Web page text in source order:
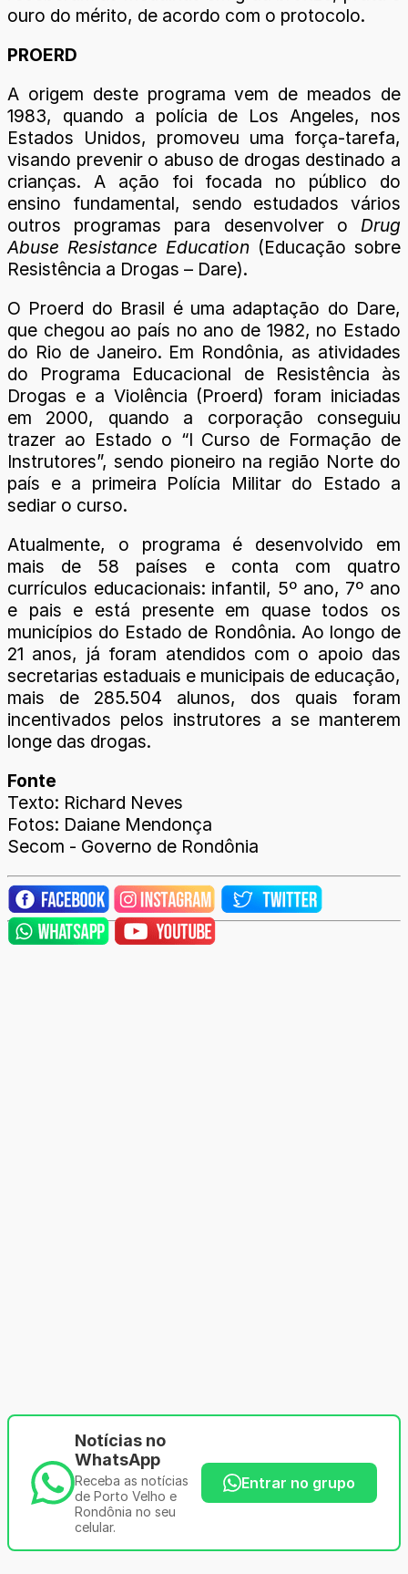
ouro do mérito, de acordo com o protocolo.
PROERD
A origem deste programa vem de meados de
1983, quando a polícia de Los Angeles, nos
Estados Unidos, promoveu uma força-tarefa,
visando prevenir o abuso de drogas destinado a
crianças. A ação foi focada no público do
ensino fundamental, sendo estudados vários
outros programas para desenvolver o Drug
Abuse Resistance Education (Educação sobre
Resistência a Drogas – Dare).
O Proerd do Brasil é uma adaptação do Dare,
que chegou ao país no ano de 1982, no Estado
do Rio de Janeiro. Em Rondônia, as atividades
do Programa Educacional de Resistência às
Drogas e a Violência (Proerd) foram iniciadas
em 2000, quando a corporação conseguiu
trazer ao Estado o “I Curso de Formação de
Instrutores”, sendo pioneiro na região Norte do
país e a primeira Polícia Militar do Estado a
sediar o curso.
Atualmente, o programa é desenvolvido em
mais de 58 países e conta com quatro
currículos educacionais: infantil, 5º ano, 7º ano
e pais e está presente em quase todos os
municípios do Estado de Rondônia. Ao longo de
21 anos, já foram atendidos com o apoio das
secretarias estaduais e municipais de educação,
mais de 285.504 alunos, dos quais foram
incentivados pelos instrutores a se manterem
longe das drogas.
Fonte
Texto: Richard Neves
Fotos: Daiane Mendonça
Secom - Governo de Rondônia
Notícias no
WhatsApp
Receba as notícias
de Porto Velho e
Rondônia no seu
celular.
Entrar no grupo